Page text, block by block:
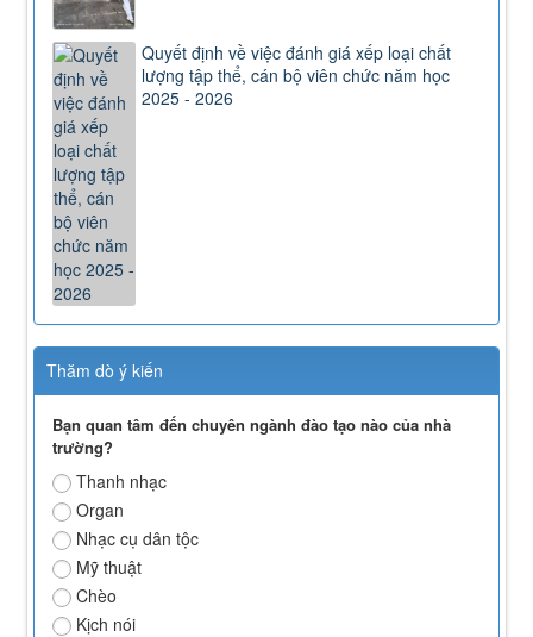
Quyết định về việc đánh giá xếp loại chất
lượng tập thể, cán bộ viên chức năm học
2025 - 2026
Thăm dò ý kiến
Bạn quan tâm đến chuyên ngành đào tạo nào của nhà
trường?
Thanh nhạc
Organ
Nhạc cụ dân tộc
Mỹ thuật
Chèo
Kịch nói